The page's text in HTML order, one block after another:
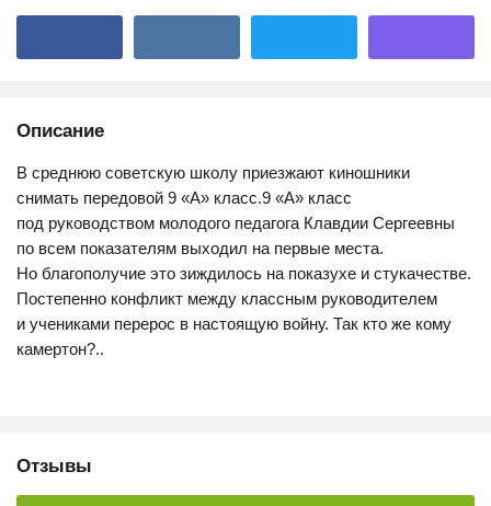
Описание
В среднюю советскую школу приезжают киношники
снимать передовой 9 «А» класс.9 «А» класс
под руководством молодого педагога Клавдии Сергеевны
по всем показателям выходил на первые места.
Но благополучие это зиждилось на показухе и стукачестве.
Постепенно конфликт между классным руководителем
и учениками перерос в настоящую войну. Так кто же кому
камертон?..
Отзывы